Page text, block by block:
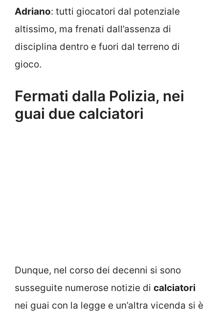
Adriano: tutti giocatori dal potenziale
altissimo, ma frenati dall’assenza di
disciplina dentro e fuori dal terreno di
gioco.
Fermati dalla Polizia, nei
guai due calciatori
Dunque, nel corso dei decenni si sono
susseguite numerose notizie di calciatori
nei guai con la legge e un’altra vicenda si è